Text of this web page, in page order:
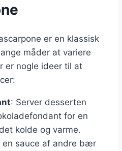
er en klassisk
måder at variere
er nogle ideer til at
: Server desserten
for en
kolde og varme.
en sauce af andre bær